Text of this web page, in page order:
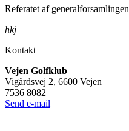
Referatet af generalforsamlingen
hkj
Kontakt
Vejen Golfklub
Vigårdsvej 2, 6600 Vejen
7536 8082
Send e-mail